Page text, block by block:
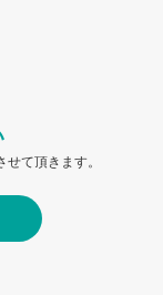
て頂きます。